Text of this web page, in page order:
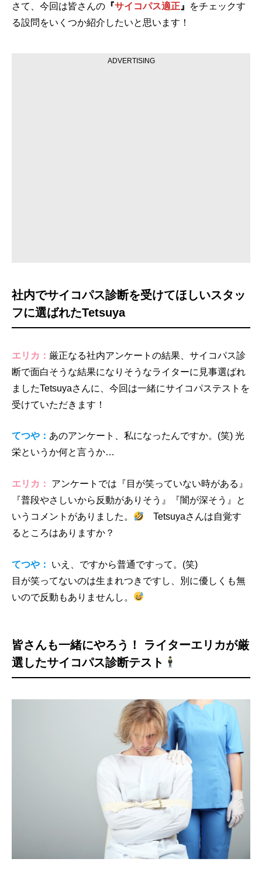
さて、今回は皆さんの 『サイコパス適正 』
をチェックす
る設問をいくつか紹介したいと思います！
ADVERTISING
社内でサイコパス診断を受けてほしいスタッ
フに選ばれたTetsuya
エリカ： 厳正なる社内アンケートの結果、サイコパス診
断で面白そうな結果になりそうなライターに見事選ばれ
ましたTetsuyaさんに、今回は一緒にサイコパステストを
受けていただきます！
てつや： あのアンケート、私になったんですか。(笑) 光
栄というか何と言うか…
エリカ：
アンケートでは『目が笑っていない時がある』
『普段やさしいから反動がありそう』『闇が深そう』と
いうコメントがありました。
Tetsuyaさんは自覚す
るところはありますか？
てつや：
いえ、ですから普通ですって。(笑)
目が笑ってないのは生まれつきですし、別に優しくも無
いので反動もありませんし。
皆さんも一緒にやろう！ ライターエリカが厳
選したサイコパス診断テスト